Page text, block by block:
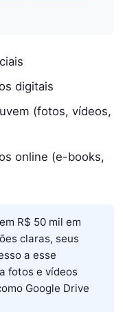
digitais
(fotos, vídeos,
online (e-books,
R$ 50 mil em
claras, seus
a esse
fotos e vídeos
Google Drive